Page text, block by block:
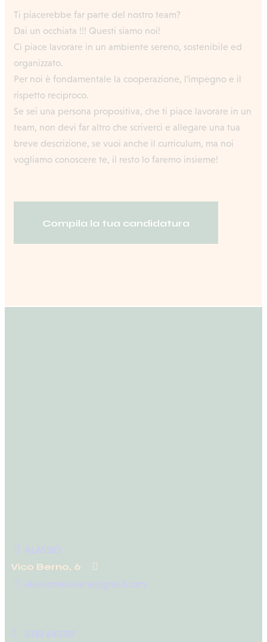
Ti piacerebbe far parte del nostro team?
Dai un occhiata !!! Questi siamo noi!
Ci piace lavorare in un ambiente sereno, sostenibile ed
organizzato.
Per noi è fondamentale la cooperazione, l’impegno e il
rispetto reciproco.
Se sei una persona propositiva, che ti piace lavorare in un
team, non devi far altro che scriverci e allegare una tua
breve descrizione, se vuoi anche il curriculum, ma noi
vogliamo conoscere te, il resto lo faremo insieme!
Compila la tua candidatura
ALASSIO
Vico Berno, 6
alassiomezzaluna@gmail.com
0182 640387